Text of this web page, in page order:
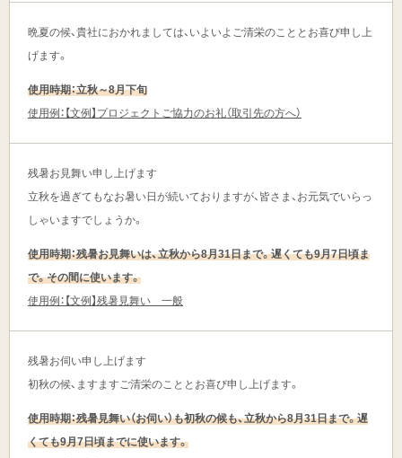
晩夏の候、貴社におかれましては、いよいよご清栄のこととお喜び申し上
げます。
使用時期：立秋～8月下旬
使用例：【文例】プロジェクトご協力のお礼（取引先の方へ）
残暑お見舞い申し上げます
立秋を過ぎてもなお暑い日が続いておりますが、皆さま、お元気でいらっ
しゃいますでしょうか。
使用時期：残暑お見舞いは、立秋から8月31日まで。遅くても9月7日頃ま
で。その間に使います。
使用例：【文例】残暑見舞い 一般
残暑お伺い申し上げます
初秋の候、ますますご清栄のこととお喜び申し上げます。
使用時期：残暑見舞い（お伺い）も初秋の候も、立秋から8月31日まで。遅
くても9月7日頃までに使います。